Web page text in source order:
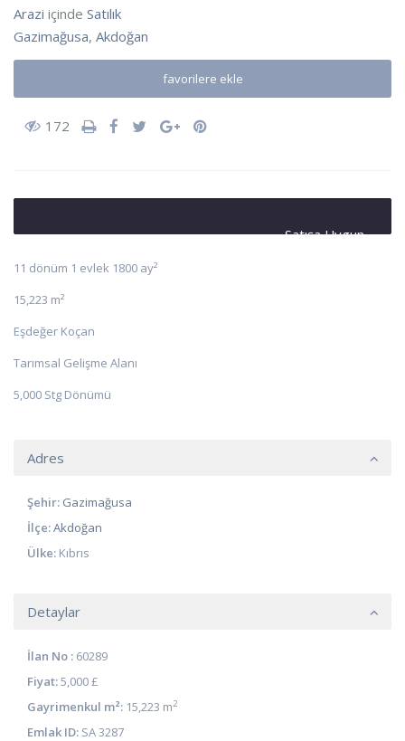
Arazi içinde Satılık
Gazimağusa, Akdoğan
favorilere ekle
172
Satışa Uygun
11 dönüm 1 evlek 1800 ay²
15,223 m²
Eşdeğer Koçan
Tarımsal Gelişme Alanı
5,000 Stg Dönümü
Adres
Şehir: Gazimağusa
İlçe:Akdoğan
Ülke: Kıbrıs
Detaylar
İlan No : 60289
Fiyat:5,000 £
Gayrimenkul m²: 15,223 m2
Emlak ID: SA 3287